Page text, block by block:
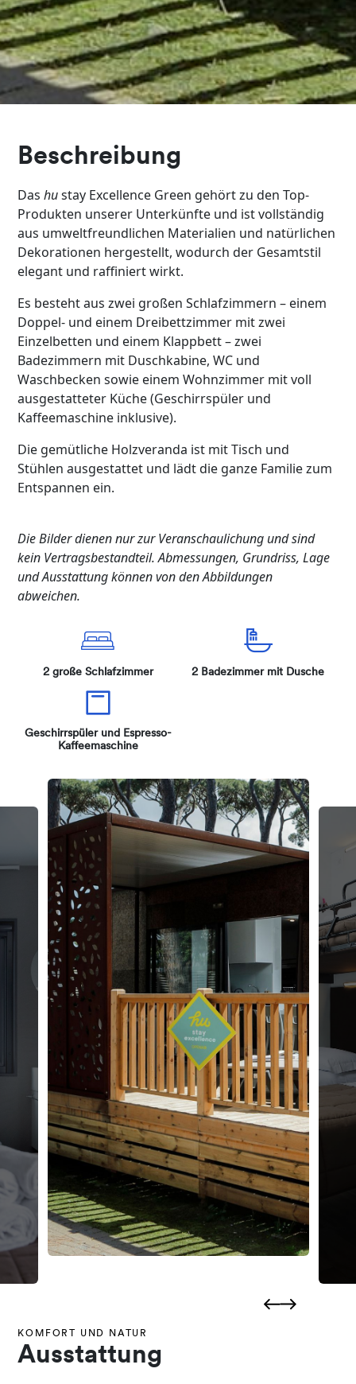
Beschreibung
Dashustay Excellence Green gehört zu den Top-
Produkten unserer Unterkünfte und ist vollständig
aus umweltfreundlichen Materialien und natürlichen
Dekorationen hergestellt, wodurch der Gesamtstil
elegant und raffiniert wirkt.
Es besteht aus zwei großen Schlafzimmern – einem
Doppel- und einem Dreibettzimmer mit zwei
Einzelbetten und einem Klappbett – zwei
Badezimmern mit Duschkabine, WC und
Waschbecken sowie einem Wohnzimmer mit voll
ausgestatteter Küche (Geschirrspüler und
Kaffeemaschine inklusive).
Die gemütliche Holzveranda ist mit Tisch und
Stühlen ausgestattet und lädt die ganze Familie zum
Entspannen ein.
Die Bilder dienen nur zur Veranschaulichung und sind
kein Vertragsbestandteil. Abmessungen, Grundriss, Lage
und Ausstattung können von den Abbildungen
abweichen.
2 große Schlafzimmer 2 Badezimmer mit Dusche
Geschirrspüler und Espresso-
Kaffeemaschine
KOMFORT UND NATUR
Ausstattung